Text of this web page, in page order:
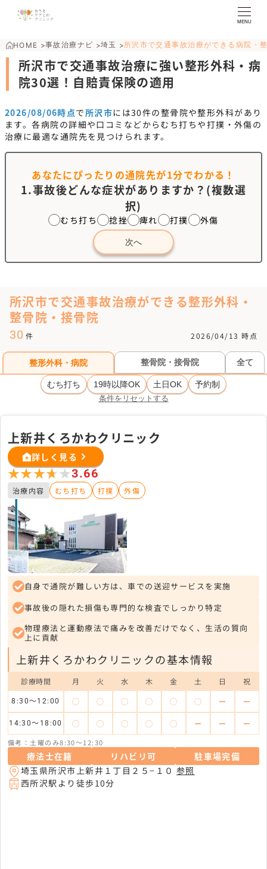
MENU
HOME >事故治療ナビ >埼玉 >所沢市で交通事故治療ができる病院・
所沢市で交通事故治療に強い整形外科・病
院30選！自賠責保険の適用
2026/08/06時点で所沢市には30件の整骨院や整形外科があり
ます。各病院の詳細や口コミなどからむち打ちや打撲・外傷の
治療に最適な通院先を見つけられます。
あなたにぴったりの通院先が1分でわかる！
1.事故後どんな症状がありますか？(複数選
択)
むち打ち 捻挫 痺れ 打撲 外傷
次へ
所沢市で交通事故治療ができる整形外科・
整骨院・接骨院
30 件 2026/04/13 時点
整形外科・病院 整骨院・接骨院 全て
むち打ち 19時以降OK 土日OK 予約制
条件をリセットする
上新井くろかわクリニック
詳しく見る
★★★★★
★★★★★3.66
治療内容 むち打ち 打撲 外傷
自身で通院が難しい方は、車での送迎サービスを実施
事故後の隠れた損傷も専門的な検査でしっかり特定
物理療法と運動療法で痛みを改善だけでなく、生活の質向
上に貢献
上新井くろかわクリニックの基本情報
診療時間 月 火 水 木 金 土 日 祝
8:30～12:00 ◯ ◯ ◯ ◯ ◯ ◯ ー ー
14:30～18:00 ◯ ◯ ◯ ◯ ◯ ー ー ー
備考：土曜のみ8:30～12:30
療法士在籍 リハビリ可
駐車場完備
埼玉県所沢市上新井１丁目２５−１０ 参照
西所沢駅より徒歩10分